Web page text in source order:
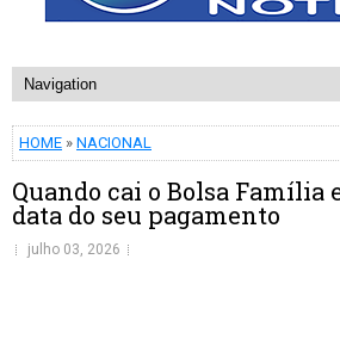
HOME » NACIONAL
Quando cai o Bolsa Família
data do seu pagamento
julho 03, 2026